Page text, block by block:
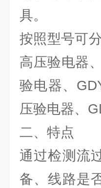
具。
按照型号可
高压验电器
验电器、
压验电器、
二、特点
通过检测流
备、线路是